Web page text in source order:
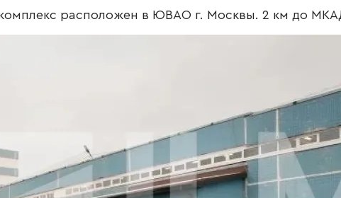
расположен в ЮВАО г. Москвы. 2 км до